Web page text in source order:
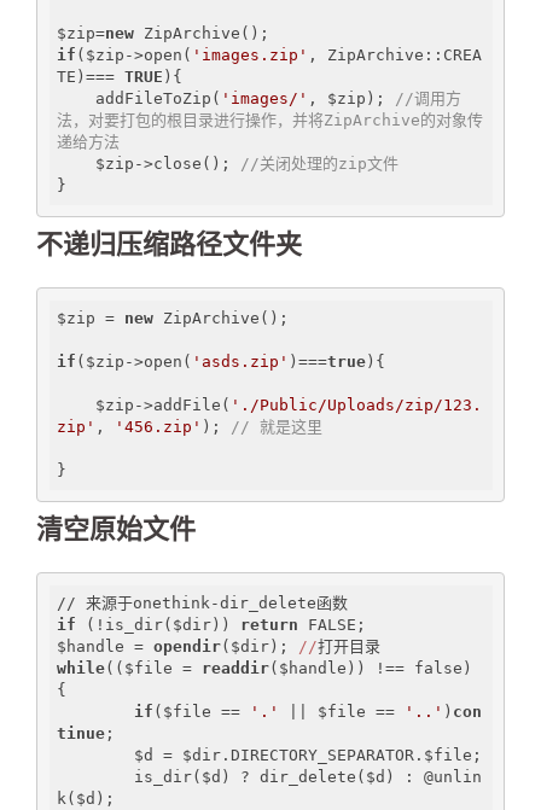
$zip=new
if ($zip->open( 'images.zip' , ZipArchive::CREA
TE)=== TRUE ){
    addFileToZip(
'images/' , $zip); //调用方
法，对要打包的根目录进行操作，并将ZipArchive的对象传
递给方法
    $zip->close();
//关闭处理的zip文件
不递归压缩路径文件夹
$zip = new ZipArchive();
if ($zip->open( 'asds.zip' )===true ){
    $zip->addFile(
'./Public/Uploads/zip/123.
zip' , '456.zip' ); // 就是这里
清空原始文件
if (!is_dir($dir)) return FALSE;
$handle = opendir($dir); //
while(($file = readdir($handle)) !== false)
{
if ($file == '.' || $file == '..' ) con
tinue ;
k($d);